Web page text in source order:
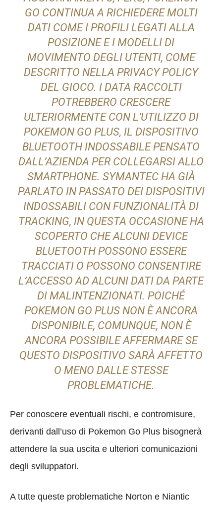
GO CONTINUA A RICHIEDERE MOLTI
DATI COME I PROFILI LEGATI ALLA
POSIZIONE E I MODELLI DI
MOVIMENTO DEGLI UTENTI, COME
DESCRITTO NELLA PRIVACY POLICY
DEL GIOCO. I DATA RACCOLTI
POTREBBERO CRESCERE
ULTERIORMENTE CON L’UTILIZZO DI
POKEMON GO PLUS, IL DISPOSITIVO
BLUETOOTH INDOSSABILE PENSATO
DALL’AZIENDA PER COLLEGARSI ALLO
SMARTPHONE. SYMANTEC HA GIÀ
PARLATO IN PASSATO DEI DISPOSITIVI
INDOSSABILI CON FUNZIONALITÀ DI
TRACKING, IN QUESTA OCCASIONE HA
SCOPERTO CHE ALCUNI DEVICE
BLUETOOTH POSSONO ESSERE
TRACCIATI O POSSONO CONSENTIRE
L’ACCESSO AD ALCUNI DATI DA PARTE
DI MALINTENZIONATI. POICHÉ
POKEMON GO PLUS NON È ANCORA
DISPONIBILE, COMUNQUE, NON È
ANCORA POSSIBILE AFFERMARE SE
QUESTO DISPOSITIVO SARÀ AFFETTO
O MENO DALLE STESSE
PROBLEMATICHE.
Per conoscere eventuali rischi, e contromisure,
derivanti dall’uso di Pokemon Go Plus bisognerà
attendere la sua uscita e ulteriori comunicazioni
degli sviluppatori.
A tutte queste problematiche Norton e Niantic